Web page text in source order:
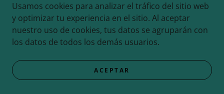
Usamos cookies para analizar el tráfico del sitio web
y optimizar tu experiencia en el sitio. Al aceptar
nuestro uso de cookies, tus datos se agruparán con
los datos de todos los demás usuarios.
ACEPTAR